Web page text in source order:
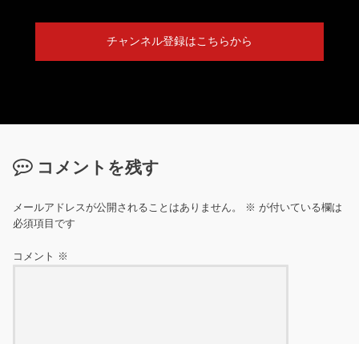
チャンネル登録はこちらから
コメントを残す
メールアドレスが公開されることはありません。 ※ が付いている欄は
必須項目です
コメント ※